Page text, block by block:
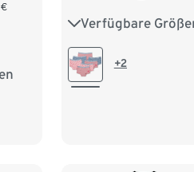
€
80
Verfügbare
86/92 98/104
110/116 +2